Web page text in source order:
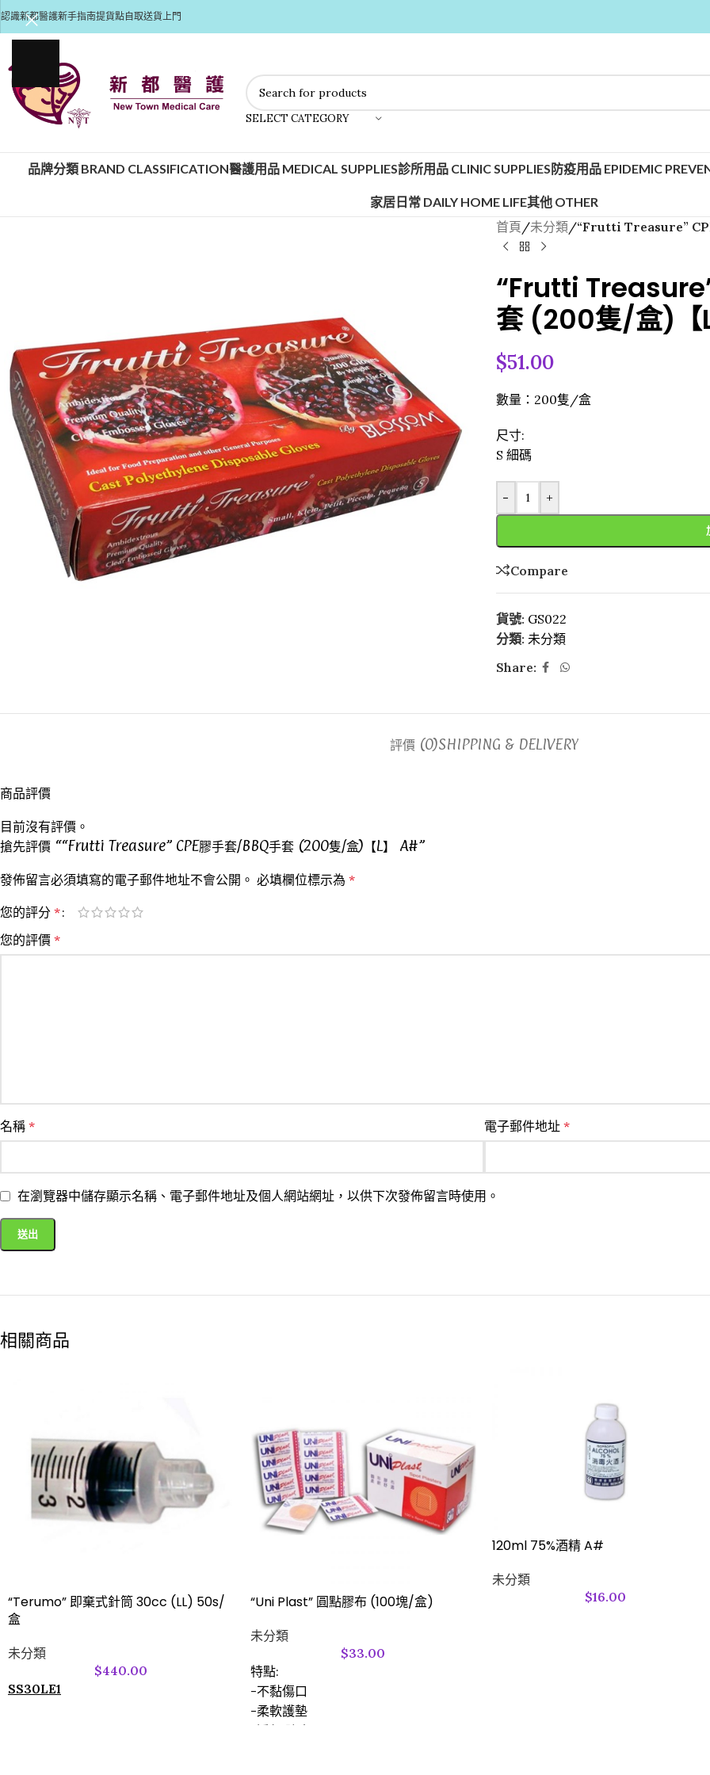
認識新都醫護新手指南提貨點自取送貨上門
SELECT CATEGORY
品牌分類 BRAND CLASSIFICATION醫護用品 MEDICAL SUPPLIES診所用品 CLINIC SUPPLIES防疫用品 EPIDEMIC
家居日常 DAILY HOME LIFE其他 OTHER
首頁/未分類/“Frutti Treasure”
“Frutti
套 (200隻/盒)【
$51.00
數量：200隻/盒
尺寸:
S 細碼
- +
Compare
貨號: GS022
分類: 未分類
Share:
評價 (0)SHIPPING & DELIVERY
商品評價
目前沒有評價。
搶先評價 ““Frutti Treasure” CPE膠手套/BBQ手套 (200隻/盒)【L】 A#”
發佈留言必須填寫的電子郵件地址不會公開。 必填欄位標示為 *
您的評分 *
您的評價 *
名稱 * 電子郵件地址 *
在瀏覽器中儲存顯示名稱、電子郵件地址及個人網站網址，以供下次發佈留言時使用。
相關商品
“Terumo” 即棄式針筒 30cc (LL) 50s/
盒
未分類
$440.00
SS30LE1
“Uni Plast” 圓點膠布 (100塊/盒)
未分類
$33.00
特點:
-不黏傷口
-柔軟護墊
-透氣,防水
120ml 75%酒精 A#
未分類
$16.00